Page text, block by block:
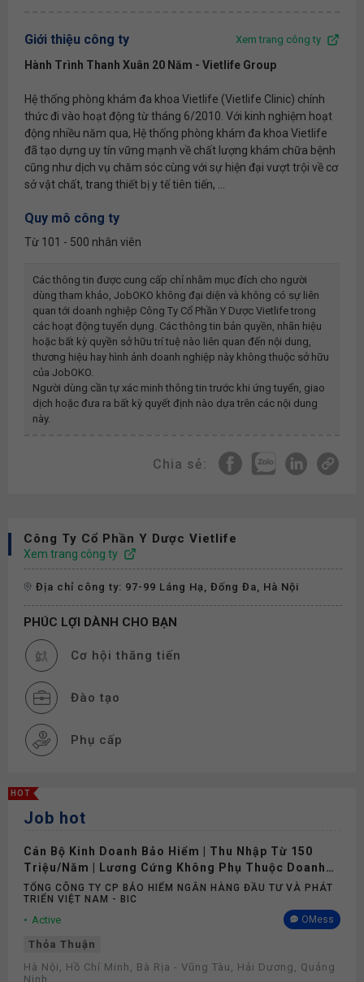
Giới thiệu công ty Xem trang công ty
Hành Trình Thanh Xuân 20 Năm - Vietlife Group
Hệ thống phòng khám đa khoa Vietlife (Vietlife Clinic) chính
thức đi vào hoạt động từ tháng 6/2010. Với kinh nghiệm hoạt
động nhiều năm qua, Hệ thống phòng khám đa khoa Vietlife
đã tạo dựng uy tín vững mạnh về chất lượng khám chữa bệnh
cũng như dịch vụ chăm sóc cùng với sự hiện đại vượt trội về cơ
sở vật chất, trang thiết bị y tế tiên tiến, ...
Quy mô công ty
Từ 101 - 500 nhân viên
Các thông tin được cung cấp chỉ nhằm mục đích cho người
dùng tham khảo, JobOKO không đại diện và không có sự liên
quan tới doanh nghiệp Công Ty Cổ Phần Y Dược Vietlifetrong
các hoạt động tuyển dụng. Các thông tin bản quyền, nhãn hiệu
hoặc bất kỳ quyền sở hữu trí tuệ nào liên quan đến nội dung,
thương hiệu hay hình ảnh doanh nghiệp này không thuộc sở hữu
của JobOKO.
Người dùng cần tự xác minh thông tin trước khi ứng tuyển, giao
dịch hoặc đưa ra bất kỳ quyết định nào dựa trên các nội dung
này.
Chia sẻ:
Công Ty Cổ Phần Y Dược Vietlife
Xem trang công ty
Địa chỉ công ty: 97-99 Láng Hạ, Đống Đa, Hà Nội
PHÚC LỢI DÀNH CHO BẠN
Cơ hội thăng tiến
Đào tạo
Phụ cấp
Bảo hiểm
Khám sức khỏe
HOT
Job hot
Cán Bộ Kinh Doanh Bảo Hiểm | Thu Nhập Từ 150
Triệu/Năm | Lương Cứng Không Phụ Thuộc Doanh
Số
TỔNG CÔNG TY CP BẢO HIỂM NGÂN HÀNG ĐẦU TƯ VÀ PHÁT
TRIỂN VIỆT NAM - BIC
Active OMess
Thỏa Thuận
Hà Nội, Hồ Chí Minh, Bà Rịa - Vũng Tàu, Hải Dương, Quảng
Ninh